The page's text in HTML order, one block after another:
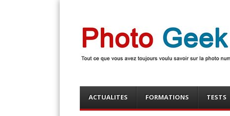
Photo Geek
Menu
content
ACTUALITES FORMATIONS TESTS